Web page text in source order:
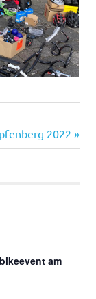
2022
am